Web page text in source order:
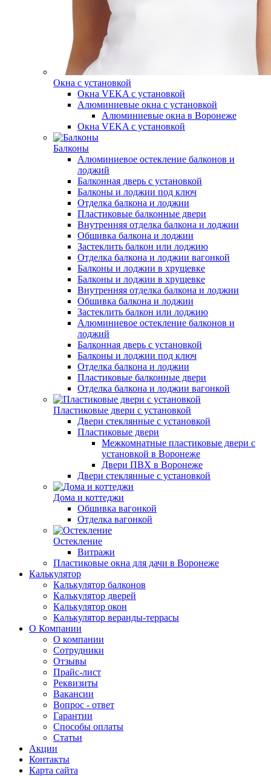
Окна с установкой
Окна VEKA с установкой
Алюминиевые окна с установкой
Алюминиевые окна в Воронеже
Окна VEKA с установкой
Балконы
Алюминиевое остекление балконов и
лоджий
Балконная дверь с установкой
Балконы и лоджии под ключ
Отделка балкона и лоджии
Пластиковые балконные двери
Внутренняя отделка балкона и лоджии
Обшивка балкона и лоджии
Застеклить балкон или лоджию
Отделка балкона и лоджии вагонкой
Балконы и лоджии в хрущевке
Балконы и лоджии в хрущевке
Внутренняя отделка балкона и лоджии
Обшивка балкона и лоджии
Застеклить балкон или лоджию
Алюминиевое остекление балконов и
лоджий
Балконная дверь с установкой
Балконы и лоджии под ключ
Отделка балкона и лоджии
Пластиковые балконные двери
Отделка балкона и лоджии вагонкой
Пластиковые двери с установкой
Двери стеклянные с установкой
Пластиковые двери
Межкомнатные пластиковые двери с
установкой в Воронеже
Двери ПВХ в Воронеже
Двери стеклянные с установкой
Дома и коттеджи
Обшивка вагонкой
Отделка вагонкой
Остекление
Витражи
Пластиковые окна для дачи в Воронеже
Калькулятор
Калькулятор балконов
Калькулятор дверей
Калькулятор окон
Калькулятор веранды-террасы
О Компании
О компании
Сотрудники
Отзывы
Прайс-лист
Реквизиты
Вакансии
Вопрос - ответ
Гарантии
Способы оплаты
Статьи
Акции
Контакты
Карта сайта